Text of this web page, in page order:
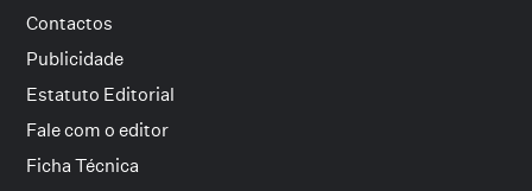
Contactos
Publicidade
Estatuto Editorial
Fale com o editor
Ficha Técnica